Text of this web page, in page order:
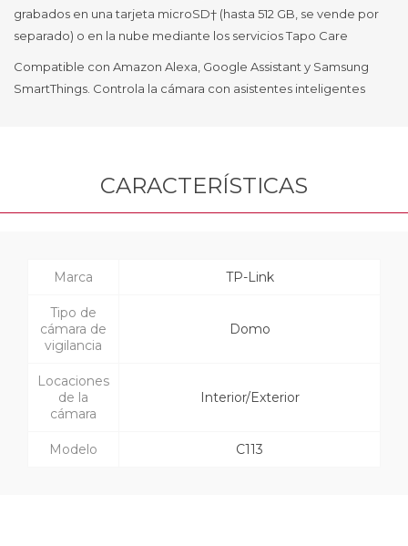
grabados en una tarjeta microSD† (hasta 512 GB, se vende por
separado) o en la nube mediante los servicios Tapo Care
Compatible con Amazon Alexa, Google Assistant y Samsung
SmartThings. Controla la cámara con asistentes inteligentes
CARACTERÍSTICAS
Marca TP-Link
Tipo de
cámara de
vigilancia
Domo
Locaciones
de la
cámara
Interior/Exterior
Modelo C113